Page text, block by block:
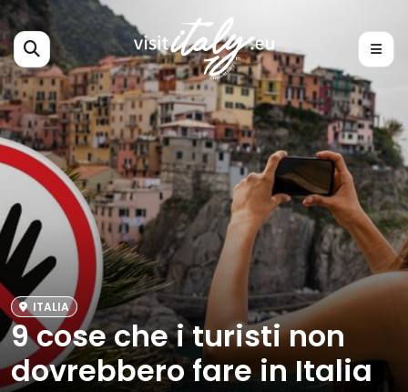
ITALIA
9 cose che i turisti non
dovrebbero fare in Italia